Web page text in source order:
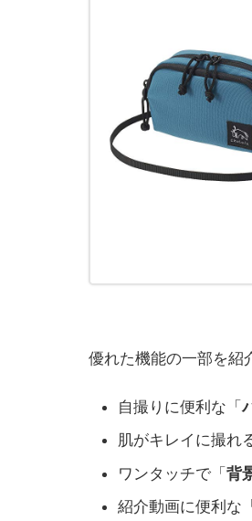
優れた機能の一部を紹
自撮りに便利な「
肌がキレイに撮れ
ワンタッチで「背
紹介動画に便利な「